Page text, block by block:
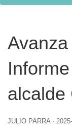
alcalde
JULIO PARRA ·